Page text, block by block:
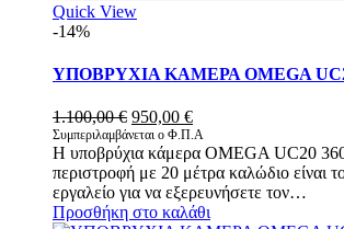
Quick View
-14%
ΥΠΟΒΡΥΧΙΑ ΚΑΜΕΡΑ OMEGA
1.100,00€ Original
price
was:
1.100,00 €.
950,00 €Η
τρέχουσα
τιμή
είναι:
950,00 €.
Συμπεριλαμβάνεται ο Φ.Π.Α
Η υποβρύχια κάμερα OMEGA UC20
περιστροφή με 20 μέτρα καλώδιο είναι
εργαλείο για να εξερευνήσετε τον…
Προσθήκη στο καλάθι